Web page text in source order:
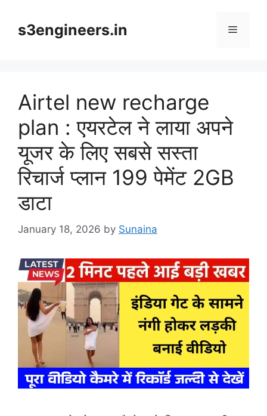
contents3engineers.in Menu
Airtel new recharge
plan : एयरटेल ने लाया अपने
यूजर के लिए सबसे सस्ता
रिचार्ज प्लान 199 पेमेंट 2GB
डाटा
January 18, 2026 by Sunaina